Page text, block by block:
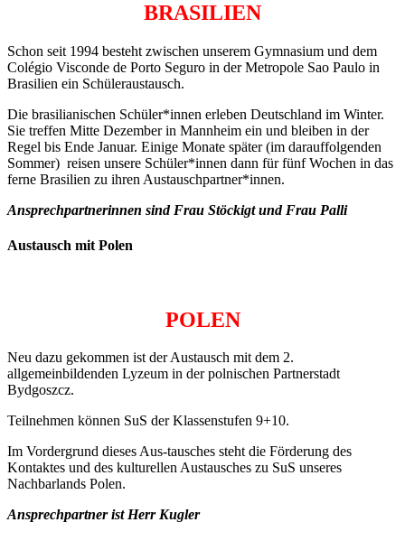
BRASILIEN
Schon seit 1994 besteht zwischen unserem Gymnasium und dem
Colégio Visconde de Porto Seguro in der Metropole Sao Paulo in
Brasilien ein Schüleraustausch.
Die brasilianischen Schüler*innen erleben Deutschland im Winter.
Sie treffen Mitte Dezember in Mannheim ein und bleiben in der
Regel bis Ende Januar. Einige Monate später (im darauffolgenden
Sommer) reisen unsere Schüler*innen dann für fünf Wochen in das
ferne Brasilien zu ihren Austauschpartner*innen.
Ansprechpartnerinnen sind Frau Stöckigt und Frau Palli
Austausch mit Polen
POLEN
Neu dazu gekommen ist der Austausch mit dem 2.
allgemeinbildenden Lyzeum in der polnischen Partnerstadt
Bydgoszcz.
Teilnehmen können SuS der Klassenstufen 9+10.
Im Vordergrund dieses Aus-tausches steht die Förderung des
Kontaktes und des kulturellen Austausches zu SuS unseres
Nachbarlands Polen.
Ansprechpartner ist Herr Kugler